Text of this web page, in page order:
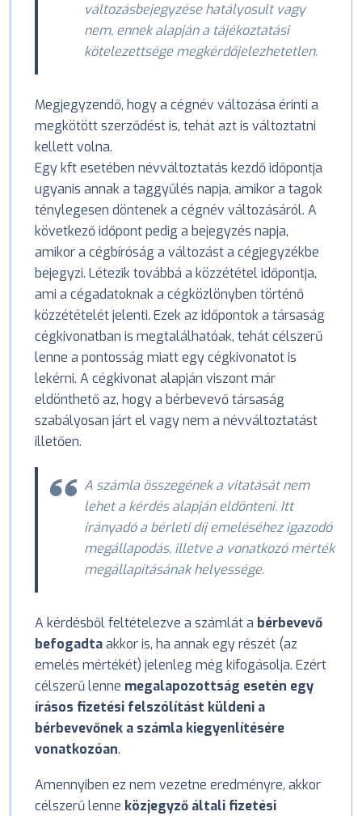
változásbejegyzése hatályosult vagy
nem, ennek alapján a tájékoztatási
kötelezettsége megkérdőjelezhetetlen.
Megjegyzendő, hogy a cégnév változása érinti a
megkötött szerződést is, tehát azt is változtatni
kellett volna.
Egy kft esetében névváltoztatás kezdő időpontja
ugyanis annak a taggyűlés napja, amikor a tagok
ténylegesen döntenek a cégnév változásáról. A
következő időpont pedig a bejegyzés napja,
amikor a cégbíróság a változást a cégjegyzékbe
bejegyzi. Létezik továbbá a közzététel időpontja,
ami a cégadatoknak a cégközlönyben történő
közzétételét jelenti. Ezek az időpontok a társaság
cégkivonatban is megtalálhatóak, tehát célszerű
lenne a pontosság miatt egy cégkivonatot is
lekérni. A cégkivonat alapján viszont már
eldönthető az, hogy a bérbevevő társaság
szabályosan járt el vagy nem a névváltoztatást
illetően.
A számla összegének a vitatását nem
lehet a kérdés alapján eldönteni. Itt
irányadó a bérleti díj emeléséhez igazodó
megállapodás, illetve a vonatkozó mérték
megállapításának helyessége.
A kérdésből feltételezve a számlát a bérbevevő
befogadtaakkor is, ha annak egy részét (az
emelés mértékét) jelenleg még kifogásolja. Ezért
célszerű lenne megalapozottság esetén egy
írásos fizetési felszólítást küldeni a
bérbevevőnek a számla kiegyenlítésére
vonatkozóan.
Amennyiben ez nem vezetne eredményre, akkor
célszerű lenne közjegyző általi fizetési